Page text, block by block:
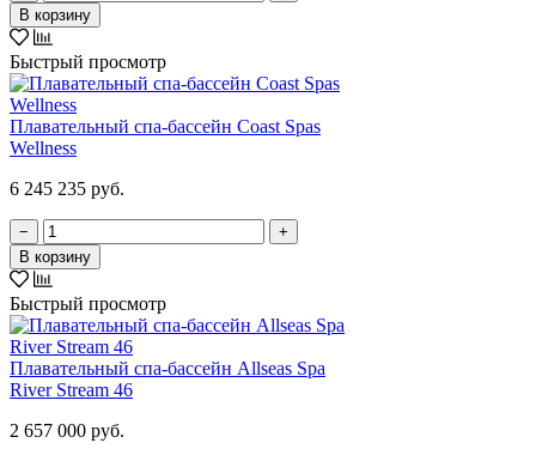
В корзину
Быстрый просмотр
Плавательный спа-бассейн Coast Spas
Wellness
6 245 235 руб.
−
+
В корзину
Быстрый просмотр
Плавательный спа-бассейн Allseas Spa
River Stream 46
2 657 000 руб.